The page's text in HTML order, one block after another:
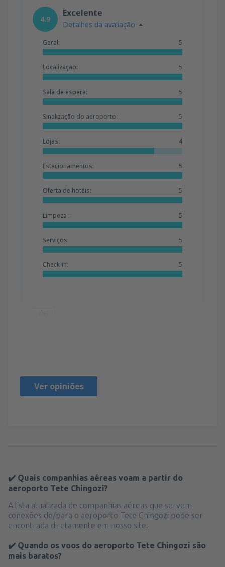
4.9
Excelente
Detalhes da avaliação
Geral: 5
Localização: 5
Sala de espera: 5
Sinalização do aeroporto: 5
Lojas: 4
Estacionamentos: 5
Oferta de hotéis: 5
Limpeza : 5
Serviços: 5
Check-in: 5
Ver opiniões
✔️ Quais companhias aéreas voam a partir do
aeroporto Tete Chingozi?
A lista atualizada de companhias aéreas que servem
conexões de/para o aeroporto Tete Chingozi pode ser
encontrada diretamente em nosso site.
✔️ Quando os voos do aeroporto Tete Chingozi são
mais baratos?